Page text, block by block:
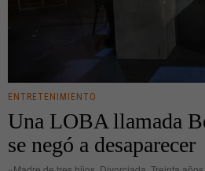
ENTRETENIMIENTO
Una LOBA llamada
se negó a desaparecer